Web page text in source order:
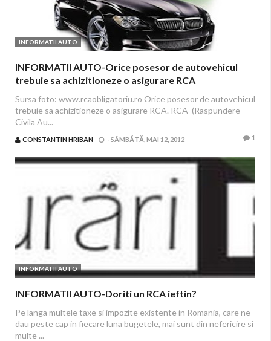
INFORMATII AUTO
INFORMATII AUTO-Orice posesor de autovehicul
trebuie sa achizitioneze o asigurare RCA
Sursa foto: www.rcaobligatoriu.ro Orice posesor de autovehicul
trebuie sa achizitioneze o asigurare RCA. RCA (Raspundere
Civila Au...
CONSTANTIN HRIBAN -SÂMBĂTĂ, MAI 12, 2012 1
INFORMATII AUTO
INFORMATII AUTO-Doriti un RCA ieftin?
Pe langa multele taxe si impozite existente in Romania, care ne
dau peste cap in fiecare luna bugetele, mai sunt din nefericire si
multe ...